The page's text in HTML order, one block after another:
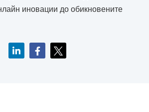
иновации до обикновените